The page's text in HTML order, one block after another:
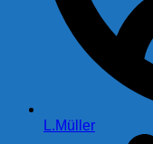
L.Müller